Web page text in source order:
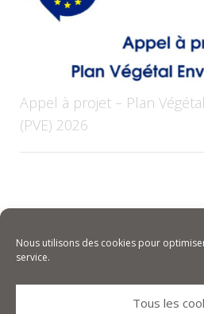
Nous utilisons des cookies pour
service.
Tous les
Appel à projet – Plan
(PVE) 2026